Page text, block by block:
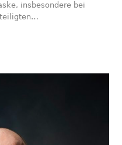
insbesondere bei